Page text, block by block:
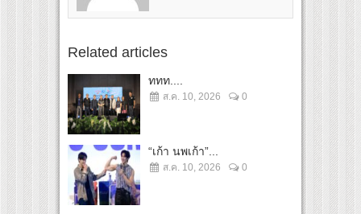
Related articles
ททท....
ส.ค. 10, 2026 0
“เก้า นพเก้า”...
ส.ค. 10, 2026 0